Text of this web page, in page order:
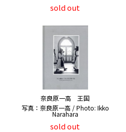
sold out
奈良原一高 王国
写真：奈良原一高 / Photo: Ikko
Narahara
sold out